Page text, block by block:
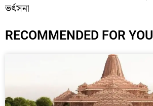
ভর্ৎসনা
RECOMMENDED FOR